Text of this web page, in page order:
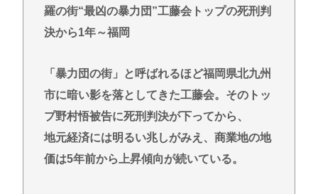
www
台風13号は中国大陸に行ったけど、15号の予想進
タイピング最強になりたいどうすればいいか教えろ
誰かワンウェイネジってやつの外し方教えて
【緊急】少子化の原因、判明するwww
誰でもできる仕事してるやつって死にたくならん
の？
羅の街“最凶の暴力団”工藤会トップの死刑判
決から1年～福岡
「暴力団の街」と呼ばれるほど福岡県北九州
市に暗い影を落としてきた工藤会。そのトッ
プ野村悟被告に死刑判決が下ってから、
地元経済には明るい兆しがみえ、商業地の地
価は5年前から上昇傾向が続いている。